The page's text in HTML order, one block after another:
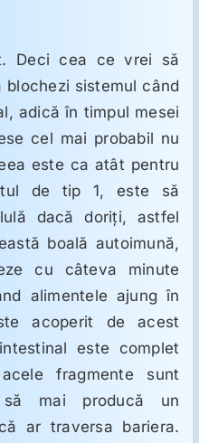
Deci cea ce vrei să
sistemul când
adică în timpul mesei
cel mai probabil nu
este ca atât pentru
de tip 1, este să
dacă doriţi, astfel
boală autoimună,
cu câteva minute
alimentele ajung în
acoperit de acest
este complet
fragmente sunt
să mai producă un
ar traversa bariera.